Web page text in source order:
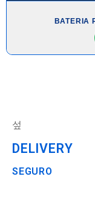
BATERIA
DELIVERY
SEGURO